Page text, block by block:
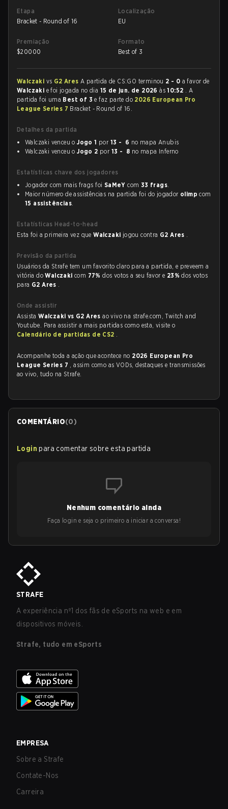
Etapa
Bracket - Round of 16
Localização
EU
Premiação
$20000
Formato
Best of 3
Walczaki vs G2 AresA partida de CS:GO terminou 2 - 0 a favor de
Walczaki e foi jogada no dia 15 de jun. de 2026às10:52 . A
partida foi uma Best of 3e faz parte do 2026 European Pro
League Series 7 Bracket - Round of 16.
Detalhes da partida
Walczaki venceu oJogo 1 por 13 - 6 no mapa Anubis
Walczaki venceu oJogo 2 por 13 - 8 no mapa Inferno
Estatísticas chave dos jogadores
Jogador com mais frags foi SaMeY com 33 frags.
Maior número de assistências na partida foi do jogador olimp com
15 assistências.
Estatísticas Head-to-head
Esta foi a primeira vez queWalczaki jogou contra G2 Ares .
Previsão da partida
Usuários da Strafe tem um favorito claro para a partida, e preveem a
vitória doWalczakicom 77%dos votos a seu favor e 23%dos votos
para G2 Ares .
Onde assistir
AssistaWalczaki vs G2 Aresao vivo na strafe.com, Twitch and
Youtube. Para assistir a mais partidas como esta, visite o
Calendário de partidas de CS2 .
Acompanhe toda a ação que acontece no 2026 European Pro
League Series 7 , assim como as VODs, destaques e transmissões
ao vivo, tudo na Strafe.
COMENTÁRIO(0)
Login para comentar sobre esta partida
Nenhum comentário ainda
Faça login e seja o primeiro a iniciar a conversa!
STRAFE
A experiência nº1 dos fãs de eSports na web e em
dispositivos móveis.
Strafe, tudo em eSports
EMPRESA
Sobre a Strafe
Contate-Nos
Carreira